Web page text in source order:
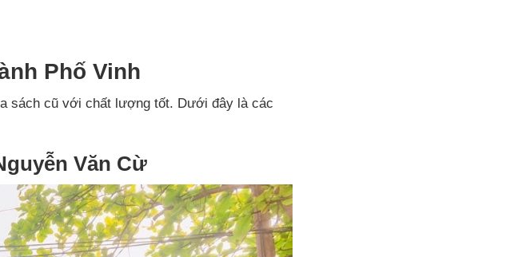
Phố Vinh
sách cũ với chất lượng tốt. Dưới đây là các
Văn Cừ